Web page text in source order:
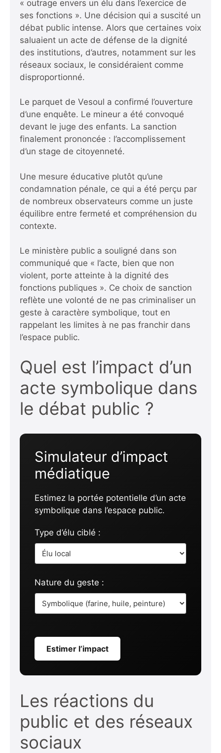
« outrage envers un élu dans l’exercice de
ses fonctions ». Une décision qui a suscité un
débat public intense. Alors que certaines voix
saluaient un acte de défense de la dignité
des institutions, d’autres, notamment sur les
réseaux sociaux, le considéraient comme
disproportionné.
Le parquet de Vesoul a confirmé l’ouverture
d’une enquête. Le mineur a été convoqué
devant le juge des enfants. La sanction
finalement prononcée : l’accomplissement
d’un stage de citoyenneté.
Une mesure éducative plutôt qu’une
condamnation pénale, ce qui a été perçu par
de nombreux observateurs comme un juste
équilibre entre fermeté et compréhension du
contexte.
Le ministère public a souligné dans son
communiqué que « l’acte, bien que non
violent, porte atteinte à la dignité des
fonctions publiques ». Ce choix de sanction
reflète une volonté de ne pas criminaliser un
geste à caractère symbolique, tout en
rappelant les limites à ne pas franchir dans
l’espace public.
Quel est l’impact d’un
acte symbolique dans
le débat public ?
Simulateur d’impact
médiatique
Estimez la portée potentielle d’un acte
symbolique dans l’espace public.
Type d’élu ciblé :
Nature du geste :
Estimer l’impact
Les réactions du
public et des réseaux
sociaux